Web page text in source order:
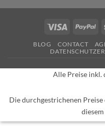
Visa
BLOG CONTACT
Alle Preise inkl.
Die durchgestrichenen